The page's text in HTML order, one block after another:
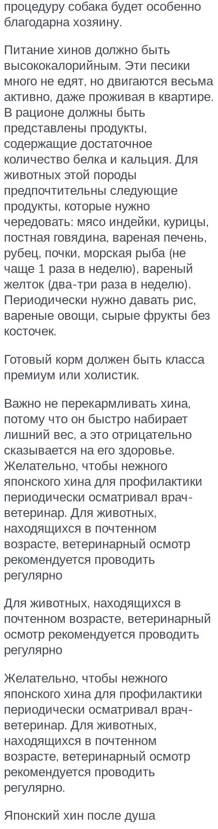
процедуру собака будет особенно
благодарна хозяину.
Питание хинов должно быть
высококалорийным. Эти песики
много не едят, но двигаются весьма
активно, даже проживая в квартире.
В рационе должны быть
представлены продукты,
содержащие достаточное
количество белка и кальция. Для
животных этой породы
предпочтительны следующие
продукты, которые нужно
чередовать: мясо индейки, курицы,
постная говядина, вареная печень,
рубец, почки, морская рыба (не
чаще 1 раза в неделю), вареный
желток (два-три раза в неделю).
Периодически нужно давать рис,
вареные овощи, сырые фрукты без
косточек.
Готовый корм должен быть класса
премиум или холистик.
Важно не перекармливать хина,
потому что он быстро набирает
лишний вес, а это отрицательно
сказывается на его здоровье.
Желательно, чтобы нежного
японского хина для профилактики
периодически осматривал врач-
ветеринар. Для животных,
находящихся в почтенном
возрасте, ветеринарный осмотр
рекомендуется проводить
регулярно
Для животных, находящихся в
почтенном возрасте, ветеринарный
осмотр рекомендуется проводить
регулярно
Желательно, чтобы нежного
японского хина для профилактики
периодически осматривал врач-
ветеринар. Для животных,
находящихся в почтенном
возрасте, ветеринарный осмотр
рекомендуется проводить
регулярно.
Японский хин после душа